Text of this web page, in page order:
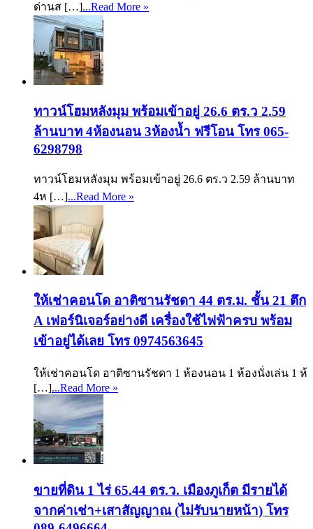
ด่านส […]...Read More »
ทาวน์โฮมหลังมุม พร้อมเข้าอยู่ 26.6 ตร.ว 2.59
ล้านบาท 4ห้องนอน 3ห้องน้ำ ฟรีโอน โทร 065-
6298798
ทาวน์โฮมหลังมุม พร้อมเข้าอยู่ 26.6 ตร.ว 2.59 ล้านบาท
4ห […]...Read More »
ให้เช่าคอนโด อาติซานรัชดา 44 ตร.ม. ชั้น 21 ตึก
A เฟอร์นิเจอร์อย่างดี เครื่องใช้ไฟฟ้าครบ พร้อม
เข้าอยู่ได้เลย โทร 0974563645
ให้เช่าคอนโด อาติซานรัชดา 1 ห้องนอน 1 ห้องนั่งเล่น 1 ห้
[…]...Read More »
ขายที่ดิน 1 ไร่ 65.44 ตร.ว. เมืองภูเก็ต มีรายได้
จากค่าเช่า+เสาสัญญาณ (ไม่รับนายหน้า) โทร